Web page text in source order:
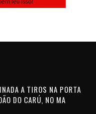
A TIROS NA PORTA
DO CARÚ, NO MA